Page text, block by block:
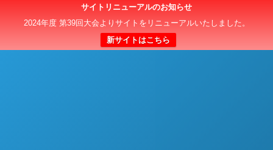
サイトリニューアルのお知らせ
2024年度 第39回大会よりサイトをリニューアルいたしました。
新サイトはこちら
日本クラブユースサッカー選手権（U-15）大会